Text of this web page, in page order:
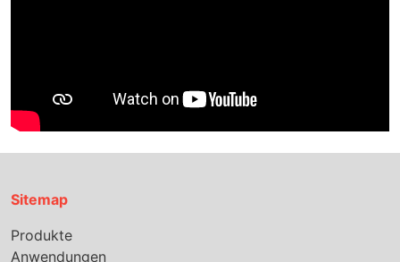
Sitemap
Produkte
Anwendungen